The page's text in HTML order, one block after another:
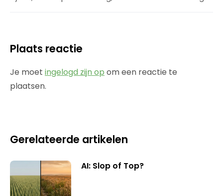
Plaats reactie
Je moet ingelogd zijn op om een reactie te
plaatsen.
Gerelateerde artikelen
AI: Slop of Top?